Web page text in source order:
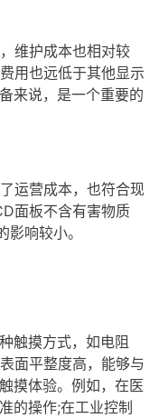
维护成本也相对较
用也远低于其他显示
来说，是一个重要的
运营成本，也符合现
面板不含有害物质
响较小。
摸方式，如电阻
面平整度高，能够与
摸体验。例如，在医
的操作;在工业控制